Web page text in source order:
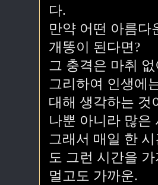
다.
만약 어떤 아름다
개똥이 된다면?
그 충격은 마취
그리하여 인생에
대해 생각하는 것
나뿐 아니라 많은
그래서 매일 한
도 그런 시간을
멀고도 가까운.